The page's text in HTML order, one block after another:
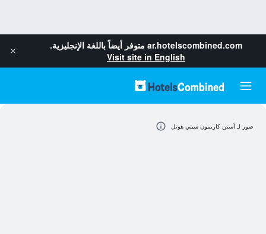
ar.hotelscombined.com متوفر أيضاً باللغة الإنجليزية.
Visit site in English
صور لـ أستن كاريمون سيتي هوتل